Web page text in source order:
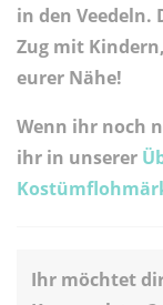
in den Veedeln.
Zug mit
eurer Nähe!
Wenn ihr noch
ihr in unserer
Ihr möchtet